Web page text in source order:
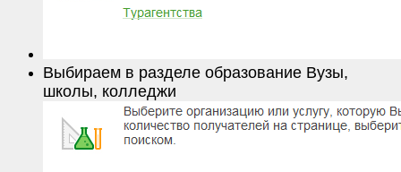
Выбираем в разделе образование Вузы,
школы, колледжи